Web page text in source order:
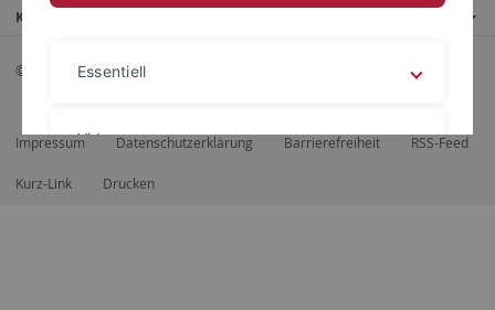
Kontaktinfo
© 2026 Eberhard Karls Universität Tübingen, Tübingen
Impressum Datenschutzerklärung Barrierefreiheit RSS-Feed
Kurz-Link Drucken
Essentiell
Videos